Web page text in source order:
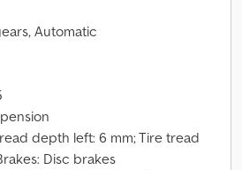
Automatic
depth left: 6 mm; Tire tread
Disc brakes